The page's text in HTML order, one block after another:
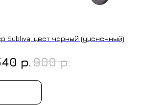
Subliva, цвет черный (уцененный)
р.900 р.